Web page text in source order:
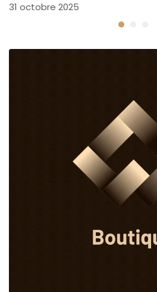
31 octobre 2025